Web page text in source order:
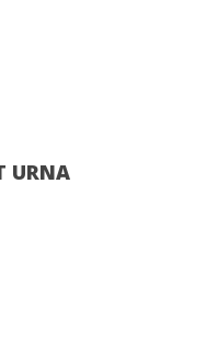
URNA